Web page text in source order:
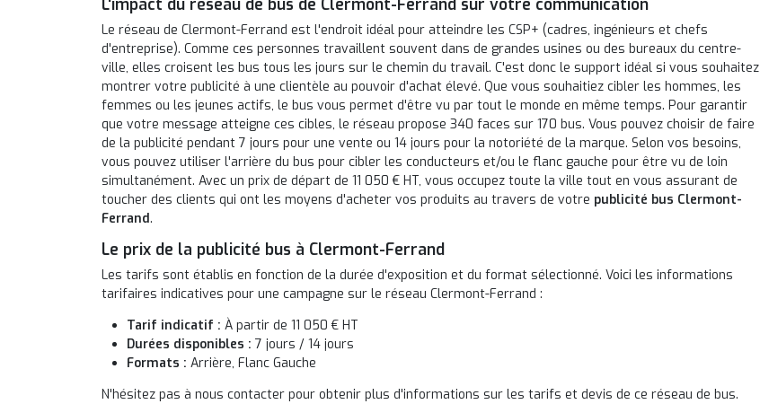
Le réseau de Clermont-Ferrand est l'endroit idéal pour atteindre les CSP+ (cadres, ingénieurs et chefs
d'entreprise). Comme ces personnes travaillent souvent dans de grandes usines ou des bureaux du centre-
ville, elles croisent les bus tous les jours sur le chemin du travail. C'est donc le support idéal si vous souhaitez
montrer votre publicité à une clientèle au pouvoir d'achat élevé. Que vous souhaitiez cibler les hommes, les
femmes ou les jeunes actifs, le bus vous permet d'être vu par tout le monde en même temps. Pour garantir
que votre message atteigne ces cibles, le réseau propose 340 faces sur 170 bus. Vous pouvez choisir de faire
de la publicité pendant 7 jours pour une vente ou 14 jours pour la notoriété de la marque. Selon vos besoins,
vous pouvez utiliser l'arrière du bus pour cibler les conducteurs et/ou le flanc gauche pour être vu de loin
simultanément. Avec un prix de départ de 11 050 € HT, vous occupez toute la ville tout en vous assurant de
toucher des clients qui ont les moyens d'acheter vos produits au travers de votre publicité bus Clermont-
Ferrand.
Le prix de la publicité bus à Clermont-Ferrand
Les tarifs sont établis en fonction de la durée d'exposition et du format sélectionné. Voici les informations
tarifaires indicatives pour une campagne sur le réseau Clermont-Ferrand :
Tarif indicatif : À partir de 11 050 € HT
Durées disponibles : 7 jours / 14 jours
Formats : Arrière, Flanc Gauche
N'hésitez pas à nous contacter pour obtenir plus d'informations sur les tarifs et devis de ce réseau de bus.